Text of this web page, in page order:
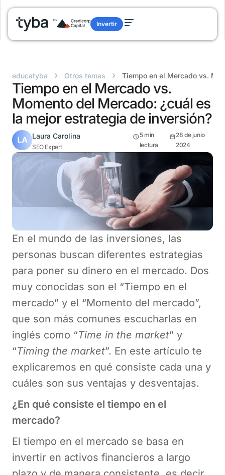
Invertir
educatyba › Otros temas › Tiempo en el Mercado vs.
Tiempo en el Mercado vs.
Momento del Mercado: ¿cuál es
la mejor estrategia de inversión?
Laura Carolina
SEO Expert
5 min
lectura
28 de junio
2024
En el mundo de las inversiones, las
personas buscan diferentes estrategias
para poner su dinero en el mercado. Dos
muy conocidas son el “Tiempo en el
mercado” y el “Momento del mercado”,
que son más comunes escucharlas en
inglés como “Time in the market” y
“Timing the market”. En este artículo te
explicaremos en qué consiste cada una y
cuáles son sus ventajas y desventajas.
¿En qué consiste el tiempo en el
mercado?
El tiempo en el mercado se basa en
invertir en activos financieros a largo